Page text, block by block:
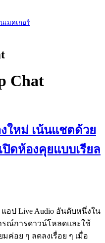
เมคเกอร์
Chat
ใหม่ เน้นแชตด้วย
ดห้องคุยแบบเรียล
อป Live Audio อันดับหนึ่งใน
รณ์การดาวน์โหลดและใช้
อย ๆ ลดลงเรื่อย ๆ เมื่อ